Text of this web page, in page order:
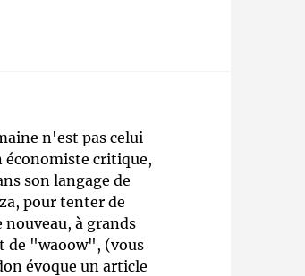
Qui sommes-nous ?
n'est pas celui
économiste critique,
son langage de
pour tenter de
à grands
de "waoow", (vous
évoque un article